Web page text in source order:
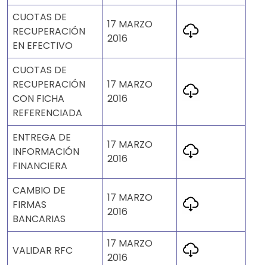
CUOTAS DE
RECUPERACIÓN
EN EFECTIVO
17 MARZO
2016
CUOTAS DE
RECUPERACIÓN
CON FICHA
REFERENCIADA
17 MARZO
2016
ENTREGA DE
INFORMACIÓN
FINANCIERA
17 MARZO
2016
CAMBIO DE
FIRMAS
BANCARIAS
17 MARZO
2016
VALIDAR RFC
17 MARZO
2016